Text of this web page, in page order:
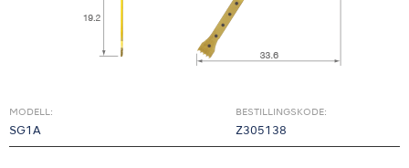
MODELL:
SG1A
BESTILLINGSKODE:
Z305138